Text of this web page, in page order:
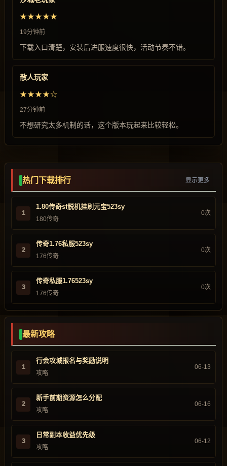
★★★★★
19分钟前
下载入口清楚，安装后进服速度很快，活动节奏不错。
散人玩家
★★★★☆
27分钟前
不想研究太多机制的话，这个版本玩起来比较轻松。
热门下载排行 显示更多
1
1.80传奇sf脱机挂刷元宝523sy
180传奇
0次
2
传奇1.76私服523sy
176传奇
0次
3
传奇私服1.76523sy
176传奇
0次
最新攻略
1
行会攻城报名与奖励说明
攻略
06-13
2
新手前期资源怎么分配
攻略
06-16
3
日常副本收益优先级
攻略
06-12